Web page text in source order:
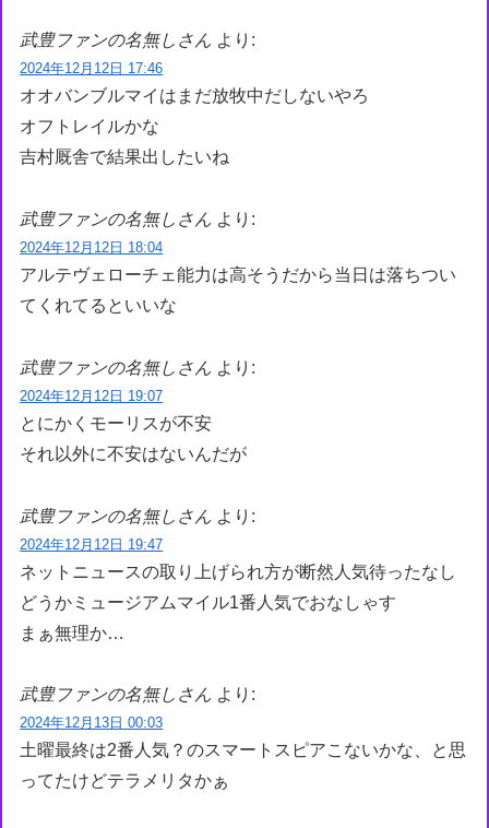
武豊ファンの名無しさん より:
2024年12月12日 17:46
オオバンブルマイはまだ放牧中だしないやろ
オフトレイルかな
吉村厩舎で結果出したいね
武豊ファンの名無しさん より:
2024年12月12日 18:04
アルテヴェローチェ能力は高そうだから当日は落ちつい
てくれてるといいな
武豊ファンの名無しさん より:
2024年12月12日 19:07
とにかくモーリスが不安
それ以外に不安はないんだが
武豊ファンの名無しさん より:
2024年12月12日 19:47
ネットニュースの取り上げられ方が断然人気待ったなし
どうかミュージアムマイル1番人気でおなしゃす
まぁ無理か…
武豊ファンの名無しさん より:
2024年12月13日 00:03
土曜最終は2番人気？のスマートスピアこないかな、と思
ってたけどテラメリタかぁ